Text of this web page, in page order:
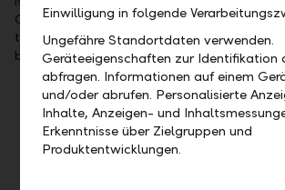
Germany, Dubai and Abu Dhabi. As per 31
the business volume of the LLB Group
billion.
Important dates
Wednesday, 19 August 2026,
2026 interim business result
Einwilligung in folgende
Ungefähre Standortdaten verwenden.
Geräteeigenschaften zur Identifikation
abfragen. Informationen auf einem
und/oder abrufen. Personalisierte
Inhalte, Anzeigen- und
Erkenntnisse über Zielgruppen und
Produktentwicklungen.